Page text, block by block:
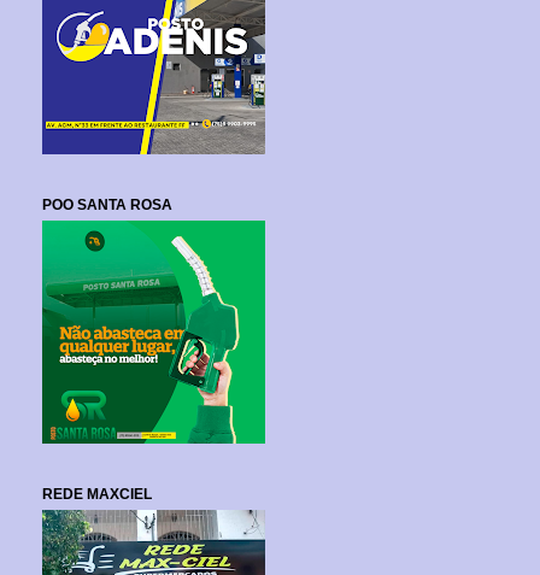
POO SANTA ROSA
REDE MAXCIEL